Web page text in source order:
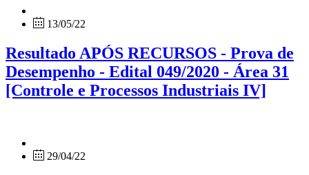
13/05/22
Resultado APÓS RECURSOS - Prova de
Desempenho - Edital 049/2020 - Área 31
[Controle e Processos Industriais IV]
29/04/22